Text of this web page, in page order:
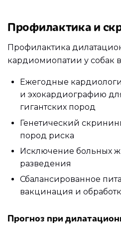
Профилактика и
Профилактика
кардиомиопатии у собак
Ежегодные
и эхокардиографию
гигантских пород
Генетический
пород риска
Исключение больных
разведения
Сбалансированное
вакцинация и
Прогноз при